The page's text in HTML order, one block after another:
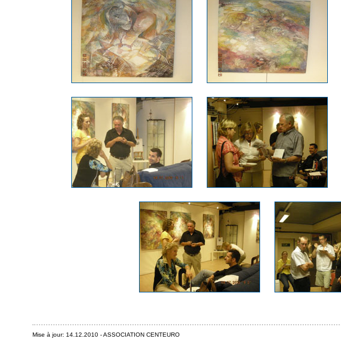
Mise à jour: 14.12.2010 - ASSOCIATION CENTEURO